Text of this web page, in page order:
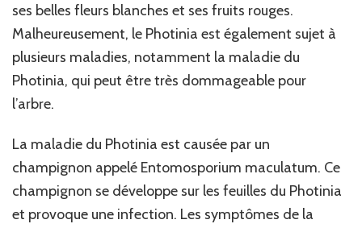
ses belles fleurs blanches et ses fruits rouges.
Malheureusement, le Photinia est également sujet à
plusieurs maladies, notamment la maladie du
Photinia, qui peut être très dommageable pour
l’arbre.
La maladie du Photinia est causée par un
champignon appelé Entomosporium maculatum. Ce
champignon se développe sur les feuilles du Photinia
et provoque une infection. Les symptômes de la